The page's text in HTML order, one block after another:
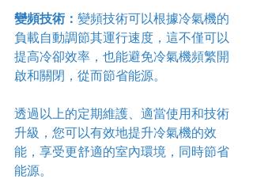
變頻技術： 變頻技術可以根據冷氣機的
負載自動調節其運行速度，這不僅可以
提高冷卻效率，也能避免冷氣機頻繁開
啟和關閉，從而節省能源。
透過以上的定期維護、適當使用和技術
升級，您可以有效地提升冷氣機的效
能，享受更舒適的室內環境，同時節省
能源。